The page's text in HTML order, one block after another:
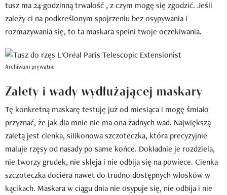
tusz ma 24-godzinną trwałość , z czym mogę się zgodzić. Jeśli
zależy ci na podkreślonym spojrzeniu bez osypywania i
rozmazywania się, to ta maskara spełni twoje oczekiwania.
Archiwum prywatne
Zalety i wady wydłużającej maskary
Tę konkretną maskarę testuję już od miesiąca i mogę śmiało
przyznać, że jak dla mnie nie ma ona żadnych wad. Największą
zaletą jest cienka, silikonowa szczoteczka, która precyzyjnie
maluje rzęsy od nasady po same końce. Dokładnie je rozdziela,
nie tworzy grudek, nie skleja i nie odbija się na powiece. Cienka
szczoteczka dociera nawet do trudno dostępnych włosków w
kącikach. Maskara w ciągu dnia nie osypuje się, nie odbija i nie